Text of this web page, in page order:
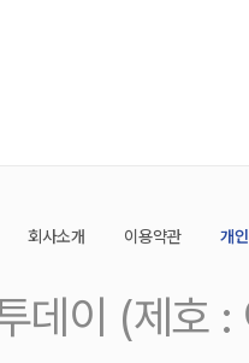
회사소개 이용약관 개
데이 (제호